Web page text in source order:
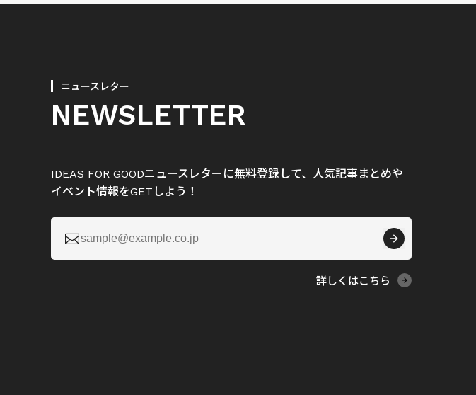
ニュースレター
NEWSLETTER
IDEAS FOR GOODニュースレターに無料登録して、人気記事まとめや
イベント情報をGETしよう！

詳しくはこちら